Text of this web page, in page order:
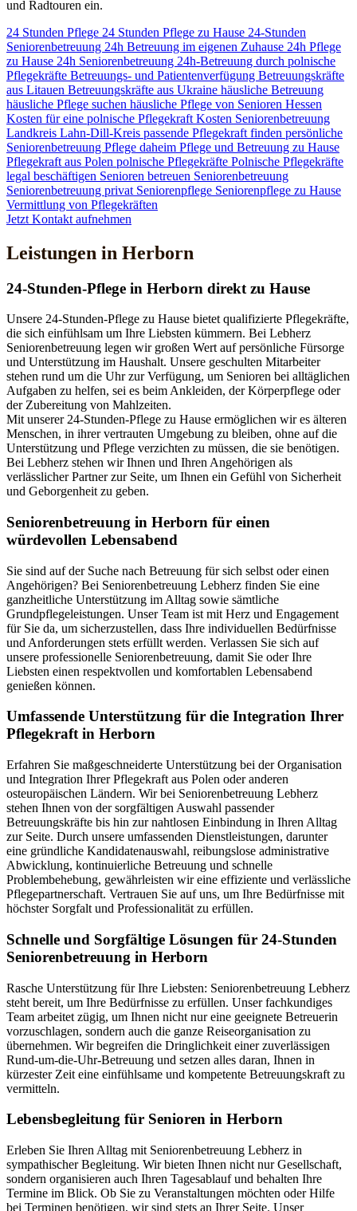
und Radtouren ein.
24 Stunden Pflege 24 Stunden Pflege zu Hause 24-Stunden
Seniorenbetreuung 24h Betreuung im eigenen Zuhause 24h Pflege
zu Hause 24h Seniorenbetreuung 24h-Betreuung durch polnische
Pflegekräfte Betreuungs- und Patientenverfügung Betreuungskräfte
aus Litauen Betreuungskräfte aus Ukraine häusliche Betreuung
häusliche Pflege suchen häusliche Pflege von Senioren Hessen
Kosten für eine polnische Pflegekraft Kosten Seniorenbetreuung
Landkreis Lahn-Dill-Kreis passende Pflegekraft finden persönliche
Seniorenbetreuung Pflege daheim Pflege und Betreuung zu Hause
Pflegekraft aus Polen polnische Pflegekräfte Polnische Pflegekräfte
legal beschäftigen Senioren betreuen Seniorenbetreuung
Seniorenbetreuung privat Seniorenpflege Seniorenpflege zu Hause
Vermittlung von Pflegekräften
Jetzt Kontakt aufnehmen
Leistungen in Herborn
24-Stunden-Pflege in Herborn direkt zu Hause
Unsere 24-Stunden-Pflege zu Hause bietet qualifizierte Pflegekräfte,
die sich einfühlsam um Ihre Liebsten kümmern. Bei Lebherz
Seniorenbetreuung legen wir großen Wert auf persönliche Fürsorge
und Unterstützung im Haushalt. Unsere geschulten Mitarbeiter
stehen rund um die Uhr zur Verfügung, um Senioren bei alltäglichen
Aufgaben zu helfen, sei es beim Ankleiden, der Körperpflege oder
der Zubereitung von Mahlzeiten.
Mit unserer 24-Stunden-Pflege zu Hause ermöglichen wir es älteren
Menschen, in ihrer vertrauten Umgebung zu bleiben, ohne auf die
Unterstützung und Pflege verzichten zu müssen, die sie benötigen.
Bei Lebherz stehen wir Ihnen und Ihren Angehörigen als
verlässlicher Partner zur Seite, um Ihnen ein Gefühl von Sicherheit
und Geborgenheit zu geben.
Senioren­betreuung in Herborn für einen
würdevollen Lebensabend
Sie sind auf der Suche nach Betreuung für sich selbst oder einen
Angehörigen? Bei Seniorenbetreuung Lebherz finden Sie eine
ganzheitliche Unterstützung im Alltag sowie sämtliche
Grundpflegeleistungen. Unser Team ist mit Herz und Engagement
für Sie da, um sicherzustellen, dass Ihre individuellen Bedürfnisse
und Anforderungen stets erfüllt werden. Verlassen Sie sich auf
unsere professionelle Seniorenbetreuung, damit Sie oder Ihre
Liebsten einen respektvollen und komfortablen Lebensabend
genießen können.
Umfassende Unterstützung für die Integration Ihrer
Pflegekraft in Herborn
Erfahren Sie maßgeschneiderte Unterstützung bei der Organisation
und Integration Ihrer Pflegekraft aus Polen oder anderen
osteuropäischen Ländern. Wir bei Seniorenbetreuung Lebherz
stehen Ihnen von der sorgfältigen Auswahl passender
Betreuungskräfte bis hin zur nahtlosen Einbindung in Ihren Alltag
zur Seite. Durch unsere umfassenden Dienstleistungen, darunter
eine gründliche Kandidatenauswahl, reibungslose administrative
Abwicklung, kontinuierliche Betreuung und schnelle
Problembehebung, gewährleisten wir eine effiziente und verlässliche
Pflegepartnerschaft. Vertrauen Sie auf uns, um Ihre Bedürfnisse mit
höchster Sorgfalt und Professionalität zu erfüllen.
Schnelle und Sorgfältige Lösungen für 24-Stunden
Seniorenbetreuung in Herborn
Rasche Unterstützung für Ihre Liebsten: Seniorenbetreuung Lebherz
steht bereit, um Ihre Bedürfnisse zu erfüllen. Unser fachkundiges
Team arbeitet zügig, um Ihnen nicht nur eine geeignete Betreuerin
vorzuschlagen, sondern auch die ganze Reiseorganisation zu
übernehmen. Wir begreifen die Dringlichkeit einer zuverlässigen
Rund-um-die-Uhr-Betreuung und setzen alles daran, Ihnen in
kürzester Zeit eine einfühlsame und kompetente Betreuungskraft zu
vermitteln.
Lebensbegleitung für Senioren in Herborn
Erleben Sie Ihren Alltag mit Seniorenbetreuung Lebherz in
sympathischer Begleitung. Wir bieten Ihnen nicht nur Gesellschaft,
sondern organisieren auch Ihren Tagesablauf und behalten Ihre
Termine im Blick. Ob Sie zu Veranstaltungen möchten oder Hilfe
bei Terminen benötigen, wir sind stets an Ihrer Seite. Unser